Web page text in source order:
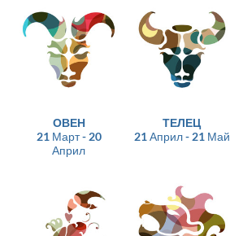
ОВЕН
21 Март - 20
Април
ТЕЛЕЦ
21 Април - 21 Май